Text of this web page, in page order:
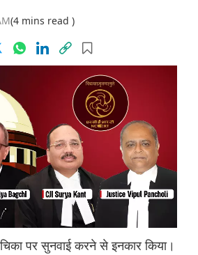
(4 mins read )
पर सुनवाई करने से इनकार किया।